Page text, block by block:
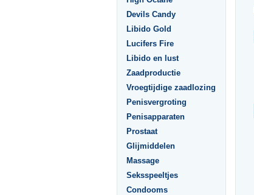
Devils Candy
Libido Gold
Lucifers Fire
Libido en lust
Zaadproductie
Vroegtijdige zaadlozing
Penisvergroting
Penisapparaten
Prostaat
Glijmiddelen
Massage
Seksspeeltjes
Condooms